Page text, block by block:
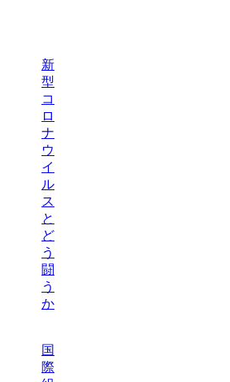
新
型
コ
ロ
ナ
ウ
イ
ル
ス
と
ど
う
闘
う
か
国
際